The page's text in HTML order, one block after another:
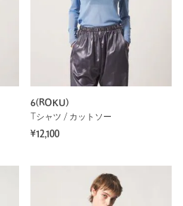
6(ROKU)
Tシャツ / カットソー
¥12,100